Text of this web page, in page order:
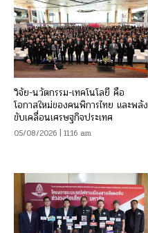
วิจัย-นวัตกรรม-เทคโนโลยี คือ
โอกาสใหม่ของคนพิการไทย และพลัง
ขับเคลื่อนเศรษฐกิจประเทศ
05/08/2026 | 11:16 am